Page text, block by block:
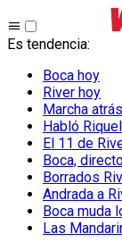
Es tendencia:
Boca hoy
River hoy
Marcha
Habló
El 11 de
Boca,
Borrados
Andrada a
Boca muda
Las